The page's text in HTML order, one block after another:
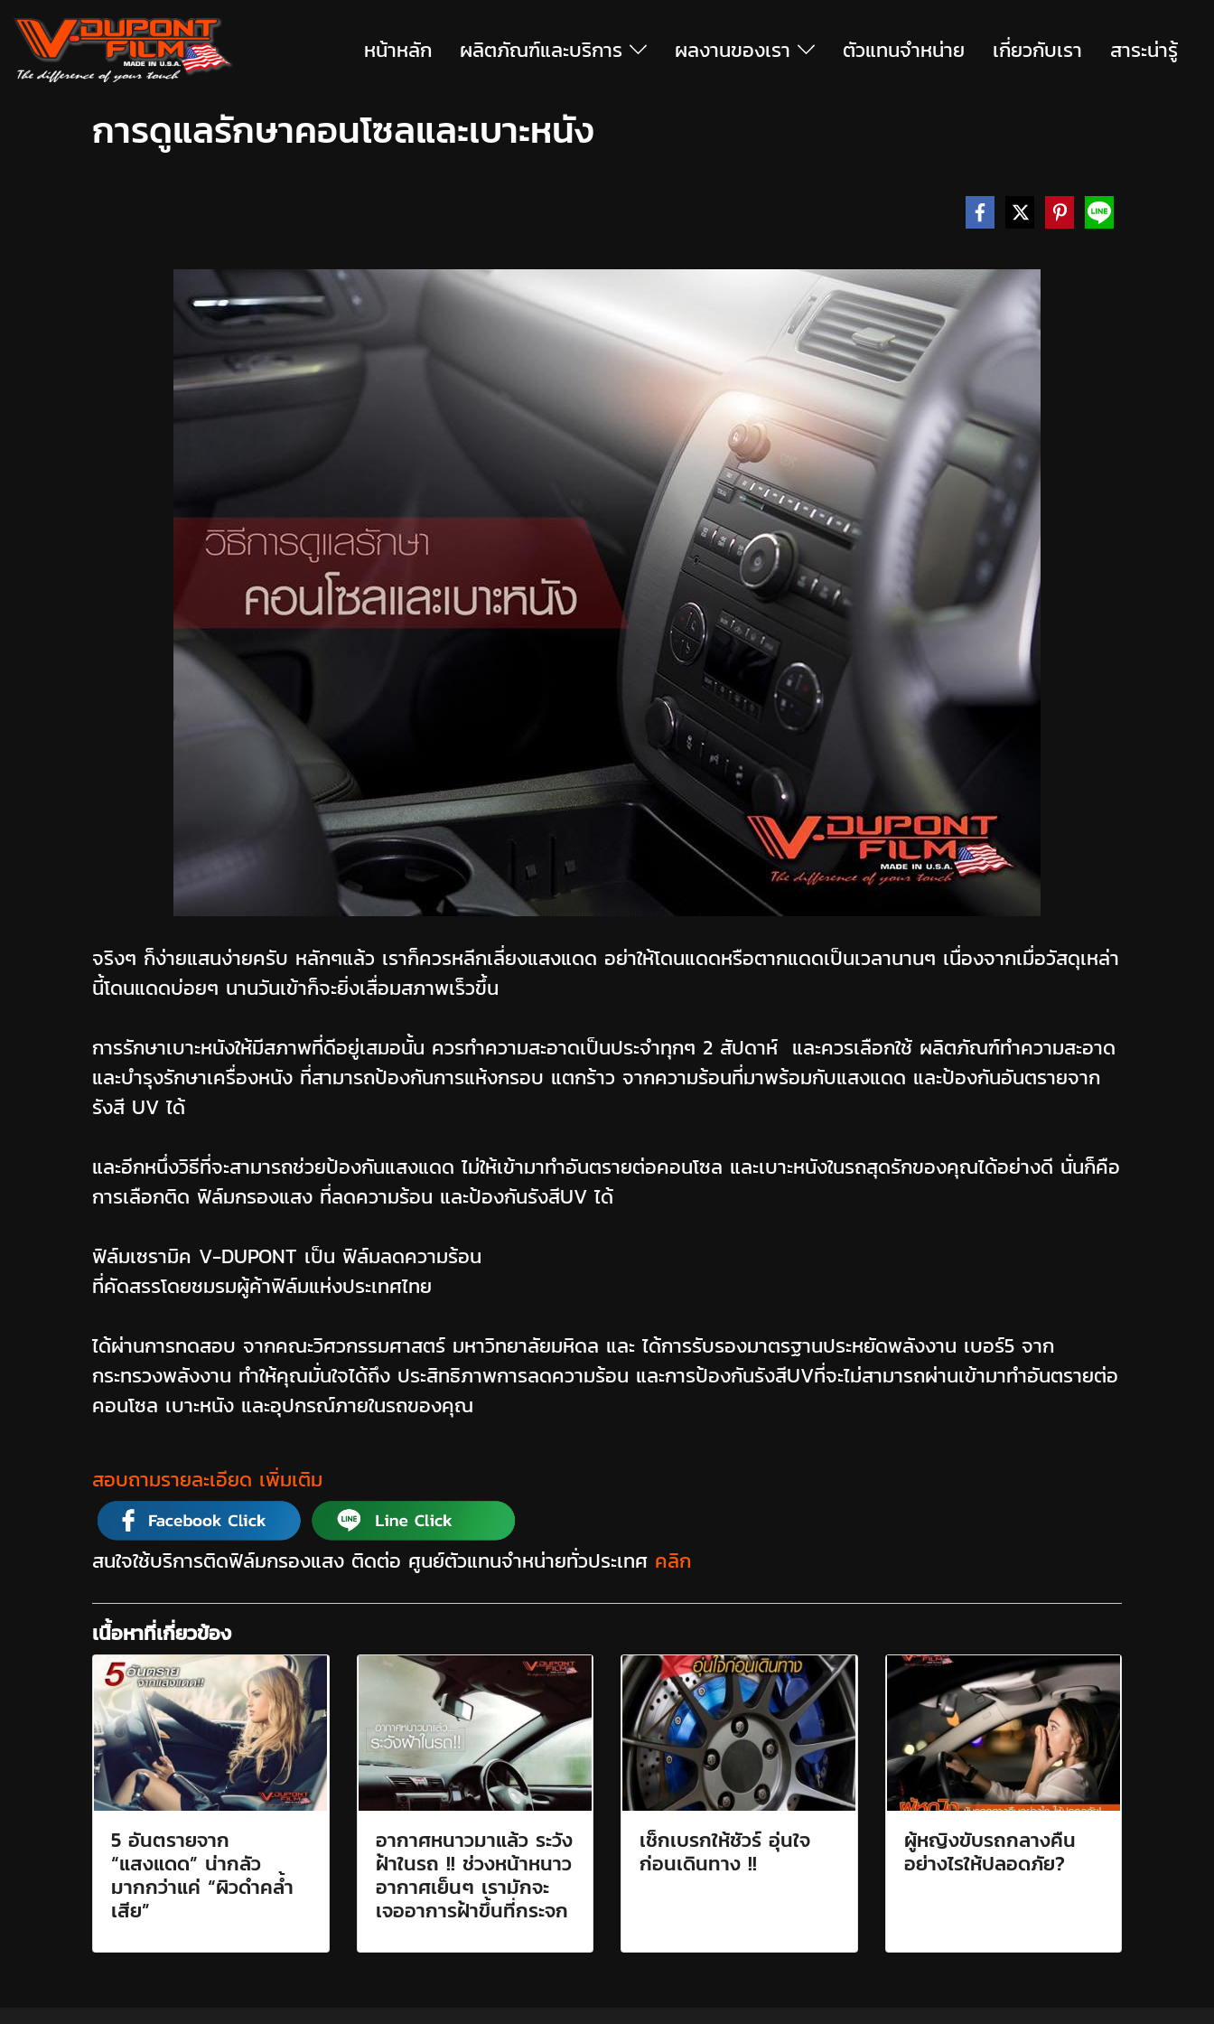
หน้าหลัก ผลิตภัณฑ์และบริการ ผลงานของเรา ตัวแทนจำหน่าย เกี่ยวกับเรา สาระน่ารู้
การดูแลรักษาคอนโซลและเบาะหนัง
จริงๆ ก็ง่ายแสนง่ายครับ หลักๆแล้ว เราก็ควรหลีกเลี่ยงแสงแดด อย่าให้โดนแดดหรือตากแดดเป็นเวลานานๆ เนื่องจากเมื่อวัสดุเหล่า
นี้โดนแดดบ่อยๆ นานวันเข้าก็จะยิ่งเสื่อมสภาพเร็วขึ้น
การรักษาเบาะหนังให้มีสภาพที่ดีอยู่เสมอนั้น ควรทำความสะอาดเป็นประจำทุกๆ 2 สัปดาห์ และควรเลือกใช้ ผลิตภัณฑ์ทำความสะอาด
และบำรุงรักษาเครื่องหนัง ที่สามารถป้องกันการแห้งกรอบ แตกร้าว จากความร้อนที่มาพร้อมกับแสงแดด และป้องกันอันตรายจาก
รังสี UV ได้
และอีกหนึ่งวิธีที่จะสามารถช่วยป้องกันแสงแดด ไม่ให้เข้ามาทำอันตรายต่อคอนโซล และเบาะหนังในรถสุดรักของคุณได้อย่างดี นั่นก็คือ
การเลือกติด ฟิล์มกรองแสง ที่ลดความร้อน และป้องกันรังสีUV ได้
ฟิล์มเซรามิค V-DUPONT เป็น ฟิล์มลดความร้อน
ที่คัดสรรโดยชมรมผู้ค้าฟิล์มแห่งประเทศไทย
ได้ผ่านการทดสอบ จากคณะวิศวกรรมศาสตร์ มหาวิทยาลัยมหิดล และ ได้การรับรองมาตรฐานประหยัดพลังงาน เบอร์5 จาก
กระทรวงพลังงาน ทำให้คุณมั่นใจได้ถึง ประสิทธิภาพการลดความร้อน และการป้องกันรังสีUVที่จะไม่สามารถผ่านเข้ามาทำอันตรายต่อ
คอนโซล เบาะหนัง และอุปกรณ์ภายในรถของคุณ
สอบถามรายละเอียด เพิ่มเติม
สนใจใช้บริการติดฟิล์มกรองแสง ติดต่อ ศูนย์ตัวแทนจำหน่ายทั่วประเทศ คลิก
เนื้อหาที่เกี่ยวข้อง
5 อันตรายจาก
“แสงแดด” น่ากลัว
มากกว่าแค่ “ผิวดำคล้ำ
เสีย”
อากาศหนาวมาแล้ว ระวัง
ฝ้าในรถ !! ช่วงหน้าหนาว
อากาศเย็นๆ เรามักจะ
เจออาการฝ้าขึ้นที่กระจก
เช็กเบรกให้ชัวร์ อุ่นใจ
ก่อนเดินทาง !!
ผู้หญิงขับรถกลางคืน
อย่างไรให้ปลอดภัย?